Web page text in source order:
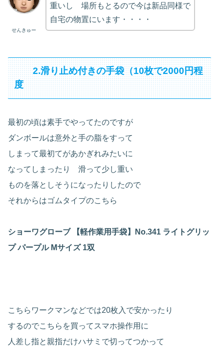
せんきゅー
重いし 場所もとるので今は新品同様で
自宅の物置にいます・・・・
2.滑り止め付きの手袋（10枚で2000円程
度
最初の頃は素手でやってたのですが
ダンボールは意外と手の脂をすって
しまって最初てがあかぎれみたいに
なってしまったり 滑って少し重い
ものを落としそうになったりしたので
それからはゴムタイプのこちら
ショーワグローブ 【軽作業用手袋】No.341 ライトグリッ
プ パープル Mサイズ 1双
こちらワークマンなどでは20枚入で安かったり
するのでこちらを買ってスマホ操作用に
人差し指と親指だけハサミで切ってつかって